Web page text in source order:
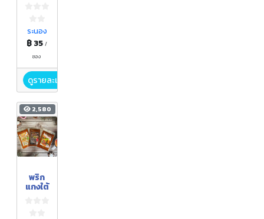
ระนอง
฿ 35/
ซอง
ดูรายละเอียด
2,580
พริก
แกงใต้